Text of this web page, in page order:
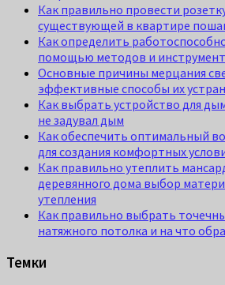
Как правильно провести
существующей в квартире
Как определить
помощью методов и
Основные причины мерцания
эффективные способы их
Как выбрать устройство для
не задувал дым
Как обеспечить оптимальный
для создания комфортных
Как правильно утеплить
деревянного дома выбор
утепления
Как правильно выбрать
натяжного потолка и на что
Темки